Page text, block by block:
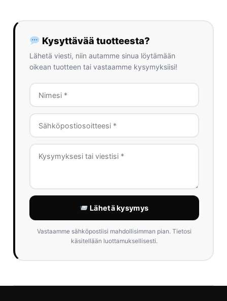
Kysyttävää tuotteesta?
Lähetä viesti, niin autamme sinua löytämään
oikean tuotteen tai vastaamme kysymyksiisi!
Lähetä kysymys
Vastaamme sähköpostiisi mahdollisimman pian. Tietosi
käsitellään luottamuksellisesti.